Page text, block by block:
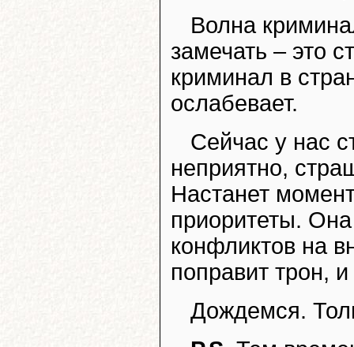
Волна
замечать – это
криминал в
ослабевает.
Сейчас у нас
неприятно,
Настанет
приоритеты.
конфликтов на
поправит трон,
Дождемся.